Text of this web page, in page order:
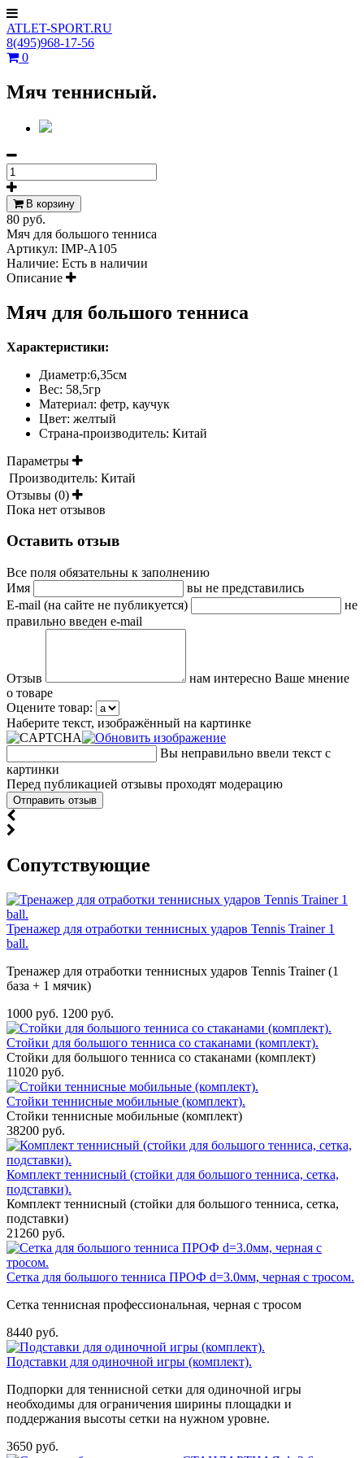
ATLET-SPORT.RU
8(495)968-17-56
0
Мяч теннисный.
В корзину
80 руб.
Мяч для большого тенниса
Артикул: IMP-A105
Наличие: Есть в наличии
Описание
Мяч для большого тенниса
Характеристики:
Диаметр:6,35см
Вес: 58,5гр
Материал: фетр, каучук
Цвет: желтый
Страна-производитель: Китай
Параметры
Производитель: Китай
Отзывы (0)
Пока нет отзывов
Оставить отзыв
Все поля обязательны к заполнению
Имя
вы не представились
E-mail (на сайте не публикуется)
не
правильно введен e-mail
Отзыв
нам интересно Ваше мнение
о товаре
Оцените товар:
Наберите текст, изображённый на картинке
Вы неправильно ввели текст с
картинки
Перед публикацией отзывы проходят модерацию
Cопутствующие
Тренажер для отработки теннисных ударов Tennis Trainer 1
ball.
Тренажер для отработки теннисных ударов Tennis Trainer (1
база + 1 мячик)
1000 руб. 1200 руб.
Стойки для большого тенниса со стаканами (комплект).
Стойки для большого тенниса со стаканами (комплект)
11020 руб.
Стойки теннисные мобильные (комплект).
Стойки теннисные мобильные (комплект)
38200 руб.
Комплект теннисный (стойки для большого тенниса, сетка,
подставки).
Комплект теннисный (стойки для большого тенниса, сетка,
подставки)
21260 руб.
Сетка для большого тенниса ПРОФ d=3.0мм, черная с тросом.
Сетка теннисная профессиональная, черная с тросом
8440 руб.
Подставки для одиночной игры (комплект).
Подпорки для теннисной сетки для одиночной игры
необходимы для ограничения ширины площадки и
поддержания высоты сетки на нужном уровне.
3650 руб.